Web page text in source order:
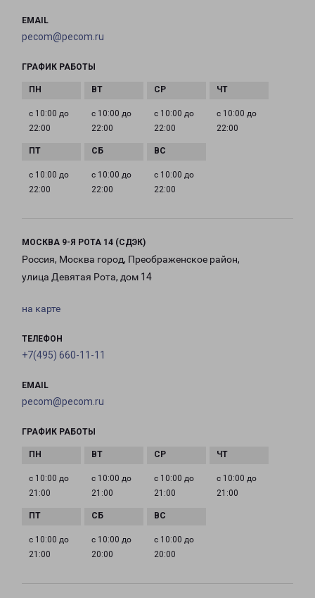
EMAIL
pecom@pecom.ru
ГРАФИК РАБОТЫ
с 10:00 до
22:00
с 10:00 до
22:00
с 10:00 до
22:00
с 10:00 до
22:00
с 10:00 до
22:00
с 10:00 до
22:00
с 10:00 до
22:00
МОСКВА 9-Я РОТА 14 (СДЭК)
Россия, Москва город, Преображенское район,
улица Девятая Рота, дом 14
на карте
ТЕЛЕФОН
+7(495) 660-11-11
EMAIL
pecom@pecom.ru
ГРАФИК РАБОТЫ
с 10:00 до
21:00
с 10:00 до
21:00
с 10:00 до
21:00
с 10:00 до
21:00
с 10:00 до
21:00
с 10:00 до
20:00
с 10:00 до
20:00